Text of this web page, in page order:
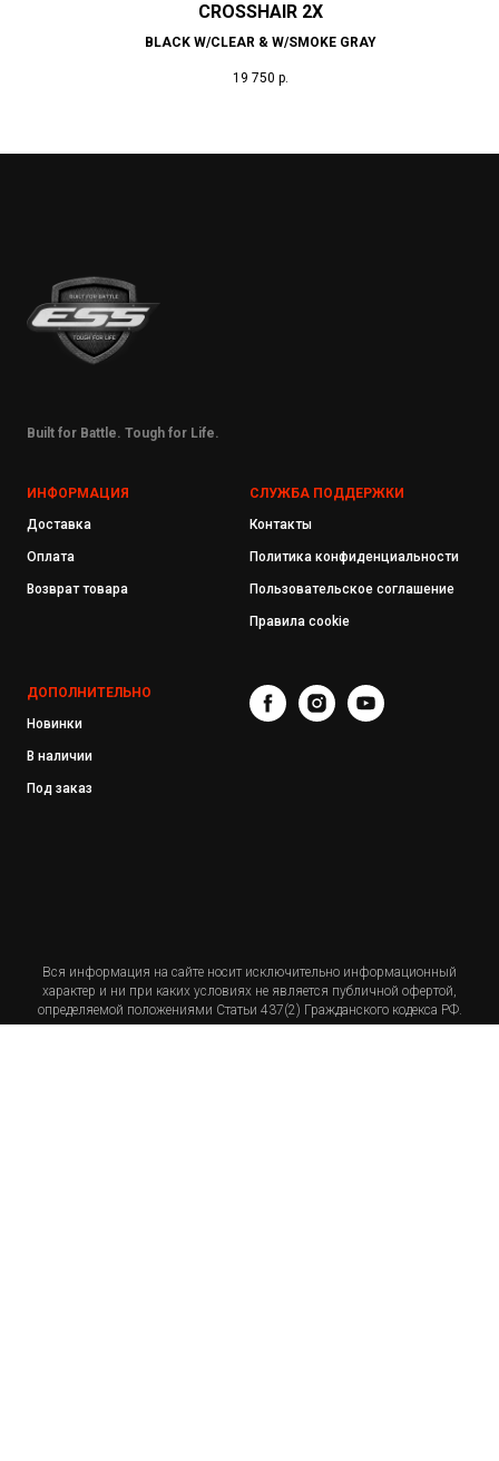
CROSSHAIR 2X
BLACK W/CLEAR & W/SMOKE GRAY
19 750 р.
Built for Battle. Tough for Life.
ИНФОРМАЦИЯ
Доставка
Оплата
Возврат товара
СЛУЖБА ПОДДЕРЖКИ
Контакты
Политика конфиденциальности
Пользовательское соглашение
Правила cookie
ДОПОЛНИТЕЛЬНО
Новинки
В наличии
Под заказ
Вся информация на сайте носит исключительно информационный
характер и ни при каких условиях не является публичной офертой,
определяемой положениями Статьи 437(2) Гражданского кодекса РФ.